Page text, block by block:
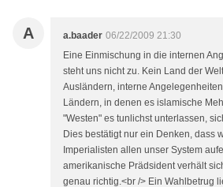
A a.baader 06/22/2009 21:30
Eine Einmischung in die internen
steht uns nicht zu. Kein Land der
Ausländern, interne
Ländern, in denen es islamische
"Westen" es tunlichst unterlassen,
Dies bestätigt nur ein Denken, dass
Imperialisten allen unser System
amerikanische Prädsident verhält
genau richtig.<br /> Ein Wahlbetrug